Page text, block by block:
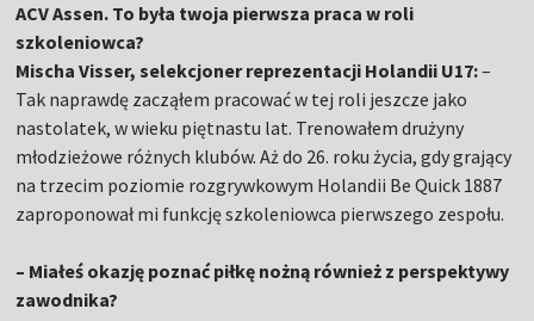
ACV Assen. To była twoja pierwsza praca w roli
szkoleniowca?
Mischa Visser, selekcjoner reprezentacji Holandii U17:–
Tak naprawdę zacząłem pracować w tej roli jeszcze jako
nastolatek, w wieku piętnastu lat. Trenowałem drużyny
młodzieżowe różnych klubów. Aż do 26. roku życia, gdy grający
na trzecim poziomie rozgrywkowym Holandii Be Quick 1887
zaproponował mi funkcję szkoleniowca pierwszego zespołu.
– Miałeś okazję poznać piłkę nożną również z perspektywy
zawodnika?